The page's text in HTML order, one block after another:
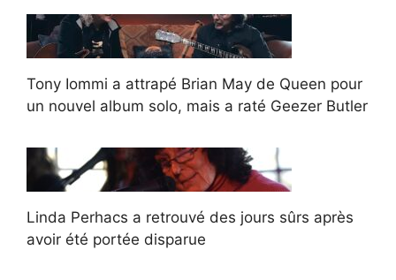
Tony Iommi a attrapé Brian May de Queen pour
un nouvel album solo, mais a raté Geezer Butler
Linda Perhacs a retrouvé des jours sûrs après
avoir été portée disparue